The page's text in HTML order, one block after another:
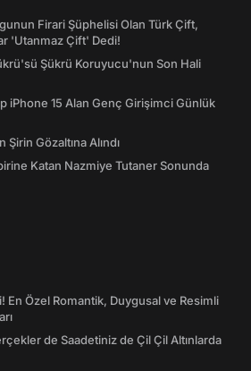
Firari Şüphelisi Olan Türk Çift,
'Utanmaz Çift' Dedi!
Şükrü Koruyucu'nun Son Hali
iPhone 15 Alan Genç Girişimci Günlük
Gözaltına Alındı
Katan Nazmiye Tutaner Sonunda
En Özel Romantik, Duygusal ve Resimli
de Saadetiniz de Çil Çil Altınlarda